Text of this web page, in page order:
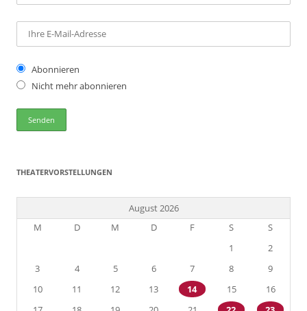
Abonnieren
Nicht mehr abonnieren
THEATERVORSTELLUNGEN
August 2026
M
D M D F S
S
1
2
3
4 5 6 7 8
9
10
11 12 13 14 15
16